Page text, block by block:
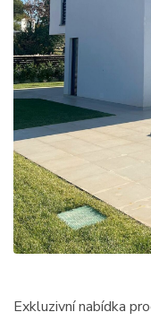
Exkluzivní nabídka